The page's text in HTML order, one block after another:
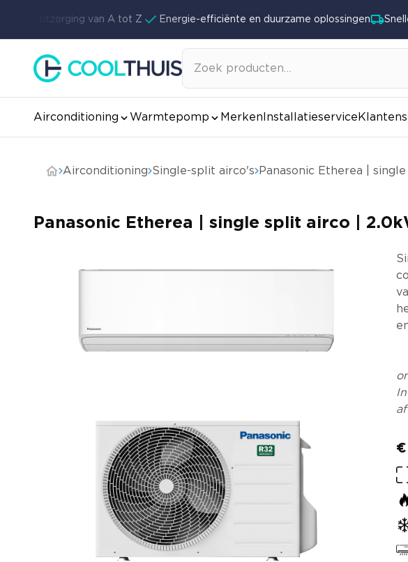
ontzorging van A tot Z Energie-efficiënte en duurzame oplossingen Snelle
naar:
Airconditioning Warmtepomp Merken Installatieservice
Airconditioning Single-split airco's Panasonic Etherea |
Panasonic Etherea | single split airco |
€